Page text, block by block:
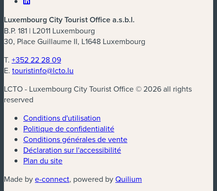
Luxembourg City Tourist Office a.s.b.l.
B.P. 181 | L2011 Luxembourg
30, Place Guillaume II, L1648 Luxembourg
T. +352 22 28 09
E. touristinfo@lcto.lu
LCTO - Luxembourg City Tourist Office © 2026 all rights
reserved
Conditions d'utilisation
Politique de confidentialité
Conditions générales de vente
Déclaration sur l'accessibilité
Plan du site
Made bye-connect(nouvelle fenêtre)
, powered byQuilium